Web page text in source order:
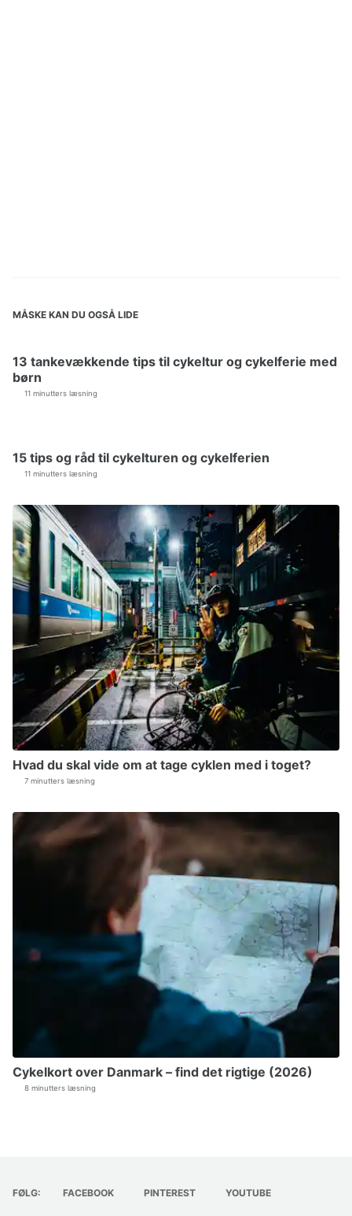
MÅSKE KAN DU OGSÅ LIDE
13 tankevækkende tips til cykeltur og cykelferie med
børn
11 minutters læsning
15 tips og råd til cykelturen og cykelferien
11 minutters læsning
Hvad du skal vide om at tage cyklen med i toget?
7 minutters læsning
Cykelkort over Danmark – find det rigtige (2026)
8 minutters læsning
FØLG: FACEBOOK PINTEREST YOUTUBE